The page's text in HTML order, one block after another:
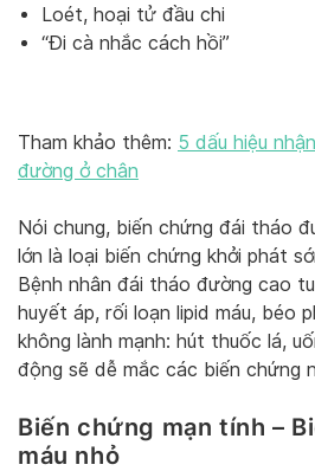
Loét, hoại tử đầu chi
“Đi cà nhắc cách hồi”
Tham khảo thêm: 5 dấu hiệu
đường ở chân
Nói chung, biến chứng đái tháo
lớn là loại biến chứng khởi phát
Bệnh nhân đái tháo đường cao
huyết áp, rối loạn lipid máu, béo
không lành mạnh: hút thuốc lá,
động sẽ dễ mắc các biến chứng
Biến chứng mạn tính –
máu nhỏ